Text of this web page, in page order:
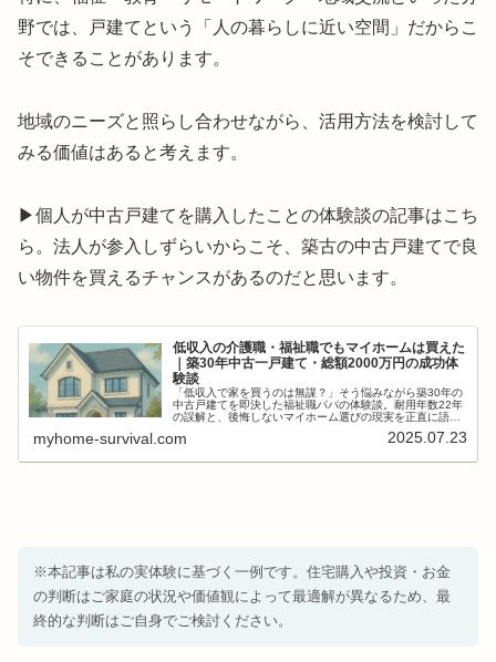
野では、戸建てという「人の暮らしに近い空間」だからこ
そできることがあります。
地域のニーズと照らし合わせながら、活用方法を検討して
みる価値はあると考えます。
▶個人が中古戸建てを購入したことの体験談の記事はこち
ら。法人が参入しずらいからこそ、築古の中古戸建てで良
い物件を買えるチャンスがあるのだと思います。
低収入の介護職・福祉職でもマイホームは買えた
｜築30年中古一戸建て・総額2000万円の成功体
験談
「低収入で家を買うのは無謀？」そう悩みながら築30年の
中古戸建てを即決した福祉職パパの体験談。耐用年数22年
の誤解と、後悔しないマイホーム選びの現実を正直に語り
myhome-survival.com 2025.07.23
※本記事は私の実体験に基づく一例です。住宅購入や投資・お金
の判断はご家庭の状況や価値観によって最適解が異なるため、最
終的な判断はご自身でご検討ください。